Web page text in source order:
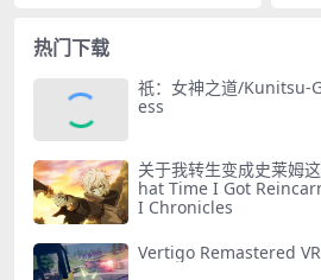
热门下载
祇：女神之道/Kunitsu-
ess
关于我转生变成史莱姆
hat Time I Got
I Chronicles
Vertigo Remastered VR